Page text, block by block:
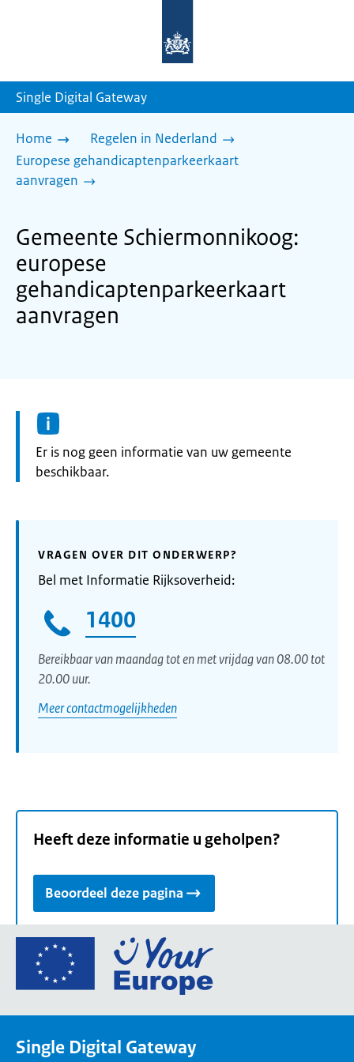
homepage
Single Digital Gateway
Home
Regelen in Nederland
Europese gehandicaptenparkeerkaart
aanvragen
Gemeente Schiermonnikoog:
europese
gehandicaptenparkeerkaart
aanvragen
Informatie:
Er is nog geen informatie van uw gemeente
beschikbaar.
VRAGEN OVER DIT ONDERWERP?
Bel met Informatie Rijksoverheid:
1400
Bereikbaar van maandag tot en met vrijdag van 08.00 tot
20.00 uur.
Meer contactmogelijkheden
Heeft deze informatie u geholpen?
Beoordeel deze pagina
Ga
de
Single Digital Gateway